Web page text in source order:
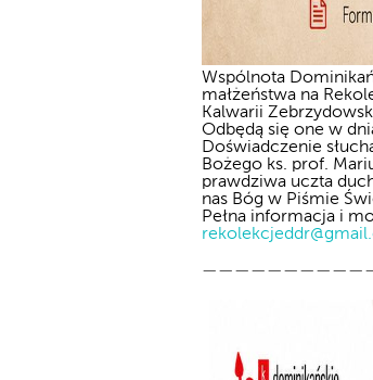
Wspólnota
małżeństwa na
Kalwarii
Odbędą się one w
Doświadczenie
Bożego ks. prof.
prawdziwa uczta
nas Bóg w Piśmie
Pełna informacja i